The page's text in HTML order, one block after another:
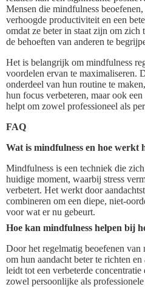
Mensen die mindfulness
verhoogde productiviteit en een
omdat ze beter in staat zijn om zich
de behoeften van anderen te
Het is belangrijk om mindfulness
voordelen ervan te maximaliseren.
onderdeel van hun routine te
hun focus verbeteren, maar ook
helpt om zowel professioneel als
FAQ
Wat is mindfulness en hoe werkt
Mindfulness is een techniek die
huidige moment, waarbij stress
verbetert. Het werkt door
combineren om een diepe, niet-
voor wat er nu gebeurt.
Hoe kan mindfulness helpen bij
Door het regelmatig beoefenen
om hun aandacht beter te richten
leidt tot een verbeterde
zowel persoonlijke als professionele